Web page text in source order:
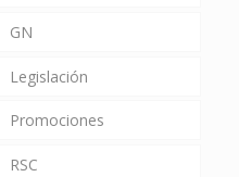
GN
Legislación
Promociones
RSC